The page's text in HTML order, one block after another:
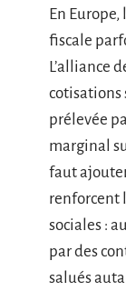
En Europe,
fiscale
L’alliance
cotisations
prélevée
marginal
faut
renforcent
sociales :
par des
salués